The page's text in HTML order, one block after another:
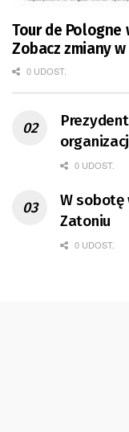
Tour de Pologne
Zobacz zmiany
0 UDOST.
0 UDOST.
W sobotę
Zatoniu
0 UDOST.